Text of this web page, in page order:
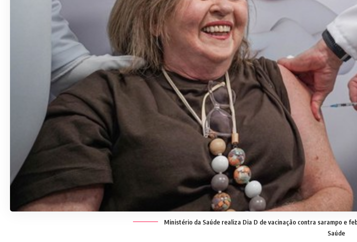
Ministério da Saúde realiza Dia D de vacinação contra sarampo e
Saúde